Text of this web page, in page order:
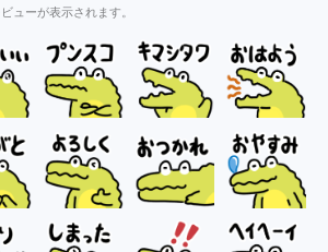
ューが表示されます。